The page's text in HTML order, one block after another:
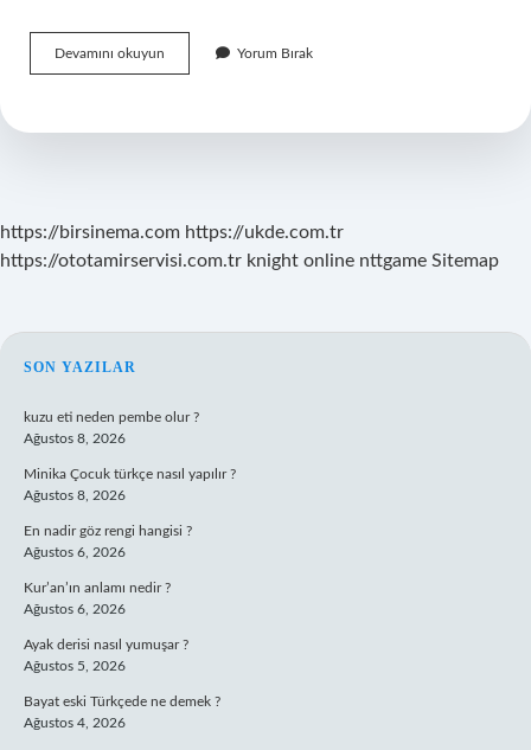
Devamını okuyun
Sabunu
Bulaşık
Yorum Bırak
https://birsinema.com https://ukde.com.tr
https://ototamirservisi.com.tr knight online nttgame Sitemap
SIDEBAR
SON YAZILAR
kuzu eti neden pembe olur ?
Ağustos 8, 2026
Minika Çocuk türkçe nasıl yapılır ?
Ağustos 8, 2026
En nadir göz rengi hangisi ?
Ağustos 6, 2026
Kur’an’ın anlamı nedir ?
Ağustos 6, 2026
Ayak derisi nasıl yumuşar ?
Ağustos 5, 2026
Bayat eski Türkçede ne demek ?
Ağustos 4, 2026